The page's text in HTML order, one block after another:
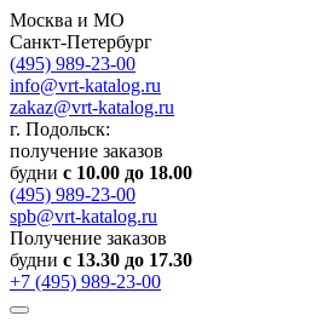
Москва и МО
Санкт-Петербург
(495) 989-23-00
info@vrt-katalog.ru
zakaz@vrt-katalog.ru
г. Подольск:
получение заказов
будни с 10.00 до 18.00
(495) 989-23-00
spb@vrt-katalog.ru
Получение заказов
будни с 13.30 до 17.30
+7 (495) 989-23-00